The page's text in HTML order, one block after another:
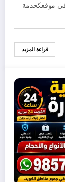
موقعكخدمة
قراءة المزيد